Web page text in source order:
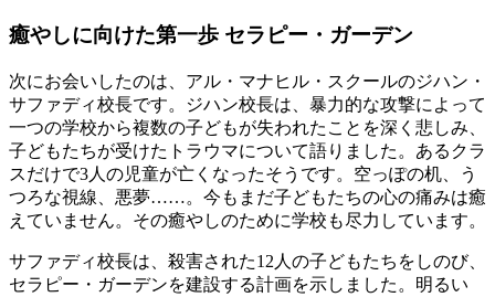
癒やしに向けた第一歩 セラピー・ガーデン
次にお会いしたのは、アル・マナヒル・スクールのジハン・
サファディ校長です。ジハン校長は、暴力的な攻撃によって
一つの学校から複数の子どもが失われたことを深く悲しみ、
子どもたちが受けたトラウマについて語りました。あるクラ
スだけで3人の児童が亡くなったそうです。空っぽの机、う
つろな視線、悪夢……。今もまだ子どもたちの心の痛みは癒
えていません。その癒やしのために学校も尽力しています。
サファディ校長は、殺害された12人の子どもたちをしのび、
セラピー・ガーデンを建設する計画を示しました。明るい